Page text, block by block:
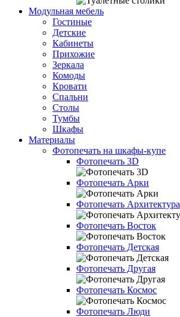
Модульная мебель
Гостиные
Детские
Кабинеты
Прихожие
Зеркала
Комоды
Кровати
Спальни
Столы
Тумбы
Шкафы
Материалы
Фотопечать на шкафы-купе
Фотопечать 3D
Фотопечать Арки
Фотопечать Архитектура
Фотопечать Восток
Фотопечать Детская
Фотопечать Другая
Фотопечать Космос
Фотопечать Люди